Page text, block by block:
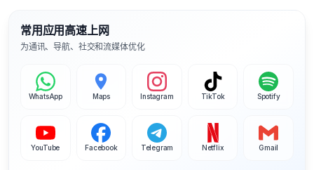
常用应用高速上网
为通讯、导航、社交和流媒体优化
WhatsApp Maps Instagram TikTok Spotify
YouTube Facebook Telegram Netflix Gmail